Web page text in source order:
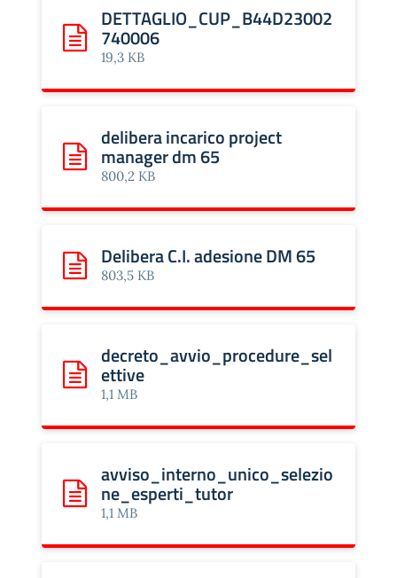
Scarica: DETTAGLIO_CUP_B44D23002740006
DETTAGLIO_CUP_B44D23002
740006
19,3 KB
Scarica: delibera incarico project manager dm 65
delibera incarico project
manager dm 65
800,2 KB
Scarica: Delibera C.I. adesione DM 65
Delibera C.I. adesione DM 65
803,5 KB
Scarica: decreto_avvio_procedure_selettive
decreto_avvio_procedure_sel
ettive
1,1 MB
Scarica:
avviso_interno_unico_selezio
ne_esperti_tutor
1,1 MB